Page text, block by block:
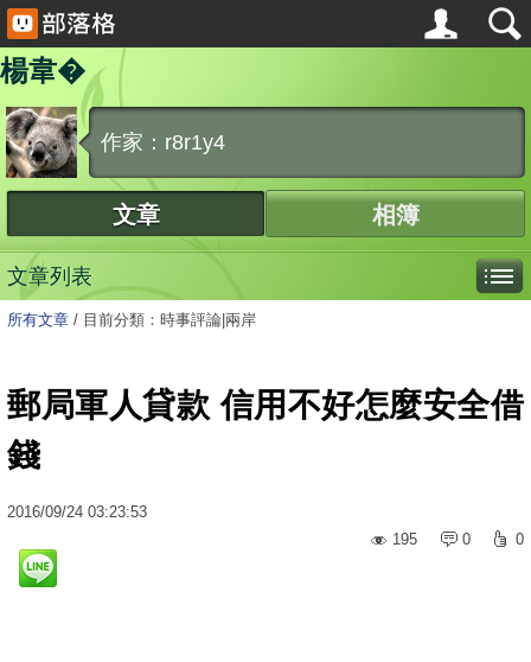
楊韋�
作家：r8r1y4
文章 相簿
文章列表
所有文章 / 目前分類：時事評論|兩岸
郵局軍人貸款 信用不好怎麼安全借
錢
2016/09/24 03:23:53
195
0 0